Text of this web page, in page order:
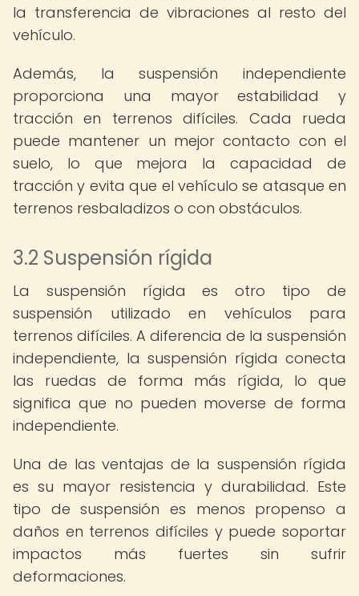
la transferencia de vibraciones al resto del
vehículo.
Además, la suspensión independiente
proporciona una mayor estabilidad y
tracción en terrenos difíciles. Cada rueda
puede mantener un mejor contacto con el
suelo, lo que mejora la capacidad de
tracción y evita que el vehículo se atasque en
terrenos resbaladizos o con obstáculos.
3.2 Suspensión rígida
La suspensión rígida es otro tipo de
suspensión utilizado en vehículos para
terrenos difíciles. A diferencia de la suspensión
independiente, la suspensión rígida conecta
las ruedas de forma más rígida, lo que
significa que no pueden moverse de forma
independiente.
Una de las ventajas de la suspensión rígida
es su mayor resistencia y durabilidad. Este
tipo de suspensión es menos propenso a
daños en terrenos difíciles y puede soportar
impactos más fuertes sin sufrir
deformaciones.